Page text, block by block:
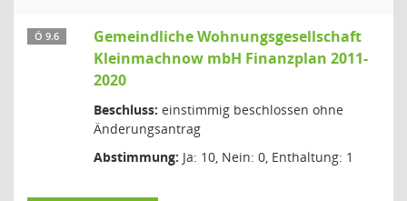
Ö 9.6
Gemeindliche Wohnungsgesellschaft
Kleinmachnow mbH Finanzplan 2011-
2020
Beschluss: einstimmig beschlossen ohne
Änderungsantrag
Abstimmung: Ja: 10, Nein: 0, Enthaltung: 1